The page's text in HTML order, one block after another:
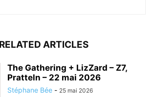
RELATED ARTICLES
The Gathering + LizZard – Z7,
Pratteln – 22 mai 2026
Stéphane Bée - 25 mai 2026